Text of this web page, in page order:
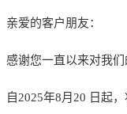
亲爱的客户朋友：
感谢您一直以来对我们
自2025年8月 20 日起